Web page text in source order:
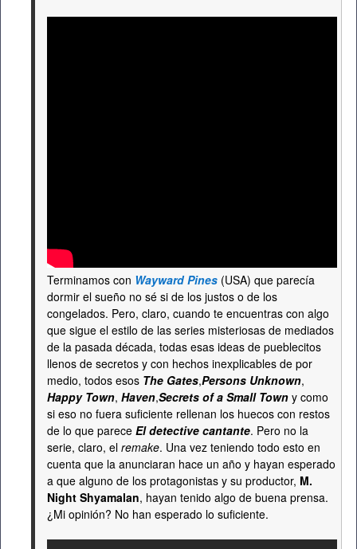
Terminamos con Wayward Pines (USA) que parecía
dormir el sueño no sé si de los justos o de los
congelados. Pero, claro, cuando te encuentras con algo
que sigue el estilo de las series misteriosas de mediados
de la pasada década, todas esas ideas de pueblecitos
llenos de secretos y con hechos inexplicables de por
medio, todos esos The Gates,Persons Unknown,
Happy Town, Haven,Secrets of a Small Town y como
si eso no fuera suficiente rellenan los huecos con restos
de lo que parece El detective cantante. Pero no la
serie, claro, el remake. Una vez teniendo todo esto en
cuenta que la anunciaran hace un año y hayan esperado
a que alguno de los protagonistas y su productor, M.
Night Shyamalan, hayan tenido algo de buena prensa.
¿Mi opinión? No han esperado lo suficiente.